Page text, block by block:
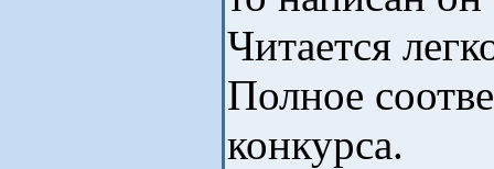
Читается
Полное
конкурса.